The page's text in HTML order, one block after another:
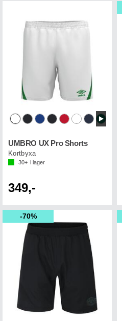
UMBRO UX Pro Shorts
Kortbyxa
30+ i lager
349,-
70%